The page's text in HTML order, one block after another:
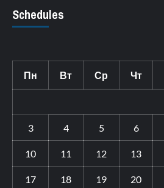
Schedules
Пн Вт Ср Чт
3 4 5 6
10 11 12 13
17 18 19 20